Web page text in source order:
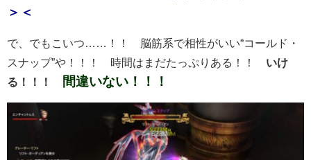
＞＜
で、でもこいつ……！！ 脳筋系で相性がいい“コールド・
スナップ”や！！！ 時間はまだたっぷりある！！ いけ
る！！！
間違いない！！！